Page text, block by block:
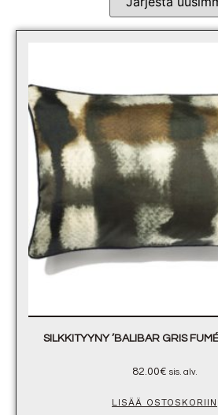
SILKKITYYNY ’BALIBAR GRIS
82.00€ sis. alv.
LISÄÄ OSTOSKORIIN